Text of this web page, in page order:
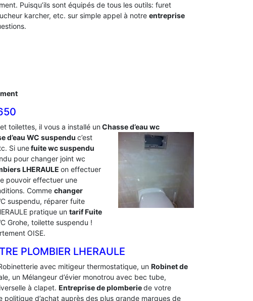
Puisqu’ils sont équipés de tous les outils: furet
karcher, etc. sur simple appel à notre entreprise
toilettes, il vous a installé unChasse d’eau wc
d’eau WC suspendu c’est
Si unefuite wc suspendu
pour changer joint wc
LHERAULE on effectuer
pouvoir effectuer une
Comme changer
suspendu, réparer fuite
pratique un tarif Fuite
Grohe, toilette suspendu !
OISE.
PLOMBIER LHERAULE
avec mitigeur thermostatique, un Robinet de
un Mélangeur d’évier monotrou avec bec tube,
à clapet. Entreprise de plomberiede votre
politique d’achat auprès des plus grande marques de